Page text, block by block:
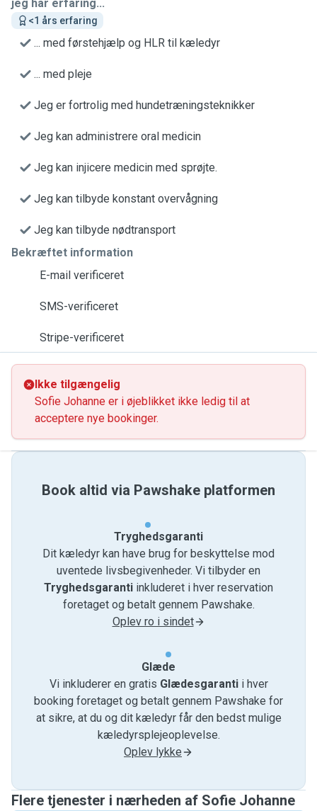
jeg har erfaring...
<1 års erfaring
... med førstehjælp og HLR til kæledyr
... med pleje
Jeg er fortrolig med hundetræningsteknikker
Jeg kan administrere oral medicin
Jeg kan injicere medicin med sprøjte.
Jeg kan tilbyde konstant overvågning
Jeg kan tilbyde nødtransport
Bekræftet information
E-mail verificeret
SMS-verificeret
Stripe-verificeret
Ikke tilgængelig
Sofie Johanne er i øjeblikket ikke ledig til at
acceptere nye bookinger.
Book altid via Pawshake platformen
Tryghedsgaranti
Dit kæledyr kan have brug for beskyttelse mod
uventede livsbegivenheder. Vi tilbyder en
Tryghedsgaranti inkluderet i hver reservation
foretaget og betalt gennem Pawshake.
Oplev ro i sindet
Glæde
Vi inkluderer en gratis Glædesgarantii hver
booking foretaget og betalt gennem Pawshake for
at sikre, at du og dit kæledyr får den bedst mulige
kæledyrsplejeoplevelse.
Oplev lykke
Flere tjenester i nærheden af ​​Sofie Johanne